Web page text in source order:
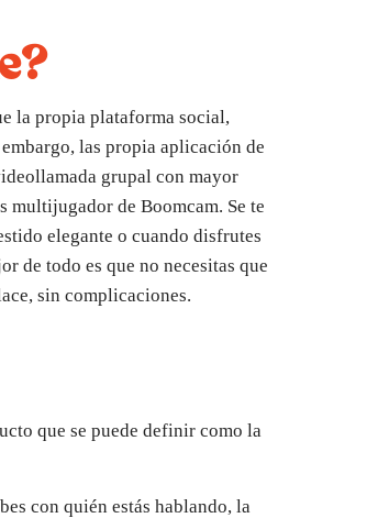
la propia plataforma social,
las propia aplicación de
grupal con mayor
multijugador de Boomcam. Se te
elegante o cuando disfrutes
de todo es que no necesitas que
sin complicaciones.
que se puede definir como la
con quién estás hablando, la